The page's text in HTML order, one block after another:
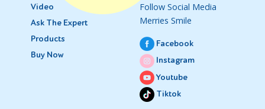
Video
Ask The Expert
Products
Buy Now
Follow Social Media
Merries Smile
Facebook
Instagram
Youtube
Tiktok